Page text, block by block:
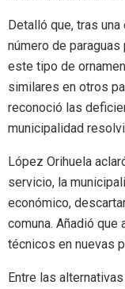
Detalló que, tras
número de
este tipo de
similares en otros
reconoció las
municipalidad
López Orihuela
servicio, la
económico,
comuna. Añadió
técnicos en nuevas
Entre las